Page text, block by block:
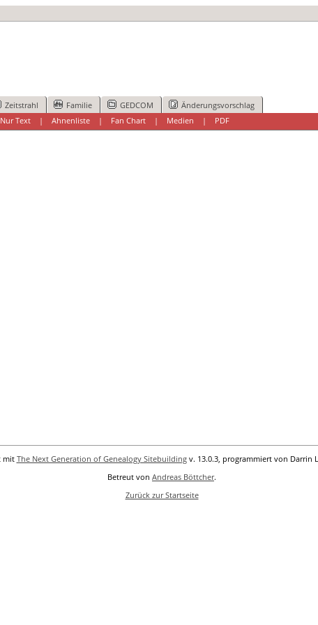
Zeitstrahl Familie GEDCOM
Änderungsvorschlag
Nur Text| Ahnenliste| Fan Chart| Medien | PDF
mitThe Next Generation of Genealogy Sitebuildingv. 13.0.3, programmiert von Darrin
Betreut von Andreas Böttcher.
Zurück zur Startseite